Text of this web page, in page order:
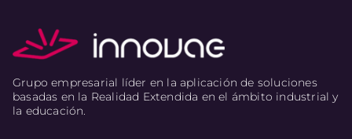
Grupo empresarial líder en la aplicación de soluciones
basadas en la Realidad Extendida en el ámbito industrial y
la educación.